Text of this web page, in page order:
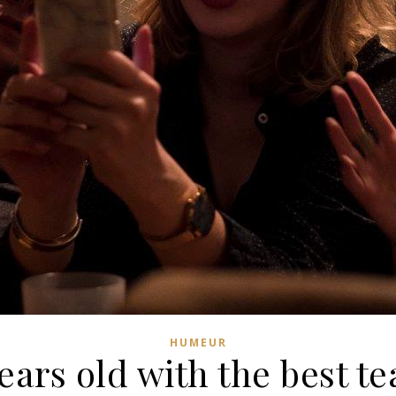
HUMEUR
old with the best